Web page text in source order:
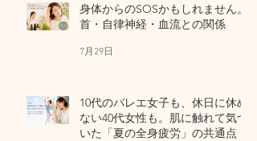
身体からのSOSかもしれません。
首・自律神経・血流との関係
7月29日
10代のバレエ女子も、休日に休め
ない40代女性も。肌に触れて気づ
いた「夏の全身疲労」の共通点